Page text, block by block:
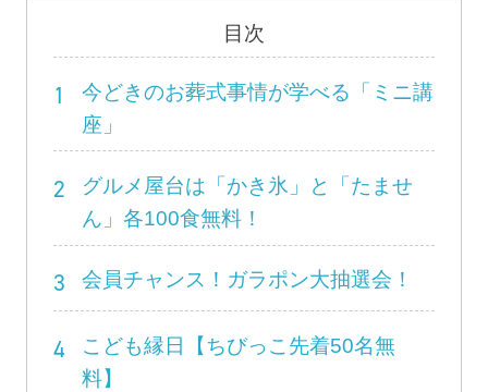
目次
1
今どきのお葬式事情が学べる「ミニ講
座」
2
グルメ屋台は「かき氷」と「たませ
ん」各100食無料！
3 会員チャンス！ガラポン大抽選会！
4
こども縁日【ちびっこ先着50名無
料】